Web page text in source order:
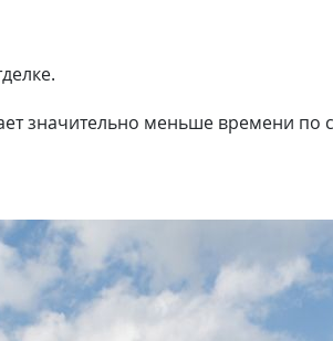
значительно меньше времени